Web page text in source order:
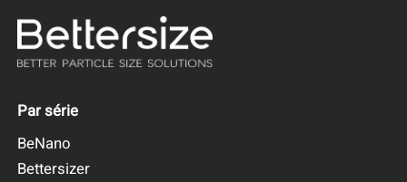
Par série
BeNano
Bettersizer